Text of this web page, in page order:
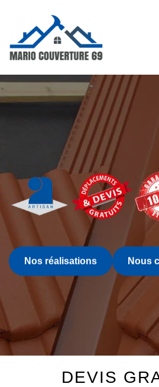
Nos réalisations Nous
DEVIS